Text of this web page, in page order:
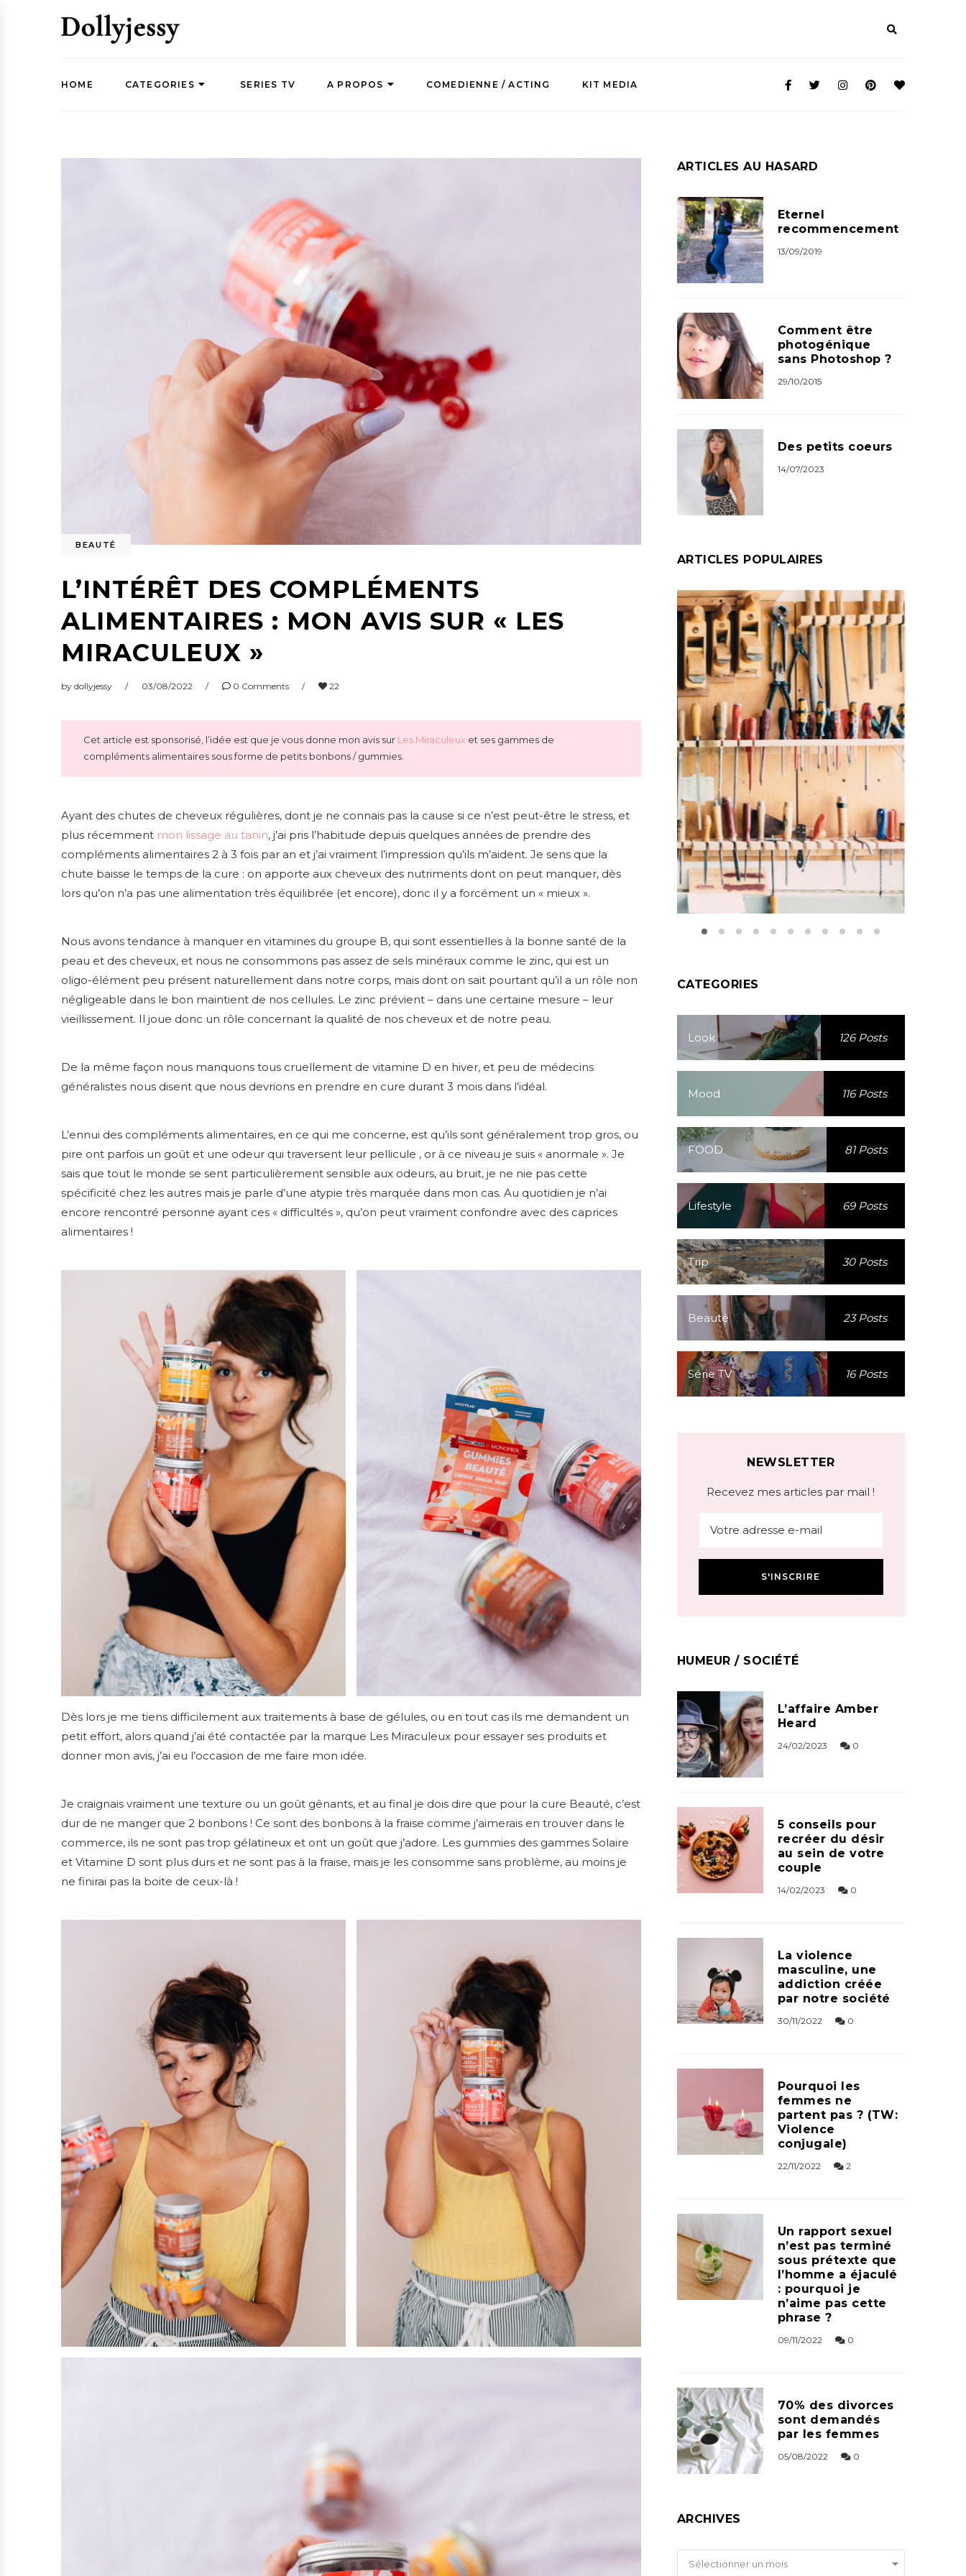
HOME CATEGORIES SERIES TV A PROPOS COMEDIENNE / ACTING KIT MEDIA
BEAUTÉ
L’INTÉRÊT DES COMPLÉMENTS
ALIMENTAIRES : MON AVIS SUR « LES
MIRACULEUX »
by dollyjessy 03/08/2022 0 Comments 22
Cet article est sponsorisé, l’idée est que je vous donne mon avis sur Les Miraculeuxet ses gammes de
compléments alimentaires sous forme de petits bonbons / gummies.
Ayant des chutes de cheveux régulières, dont je ne connais pas la cause si ce n’est peut-être le stress, et
plus récemment mon lissage au tanin, j’ai pris l’habitude depuis quelques années de prendre des
compléments alimentaires 2 à 3 fois par an et j’ai vraiment l’impression qu’ils m’aident. Je sens que la
chute baisse le temps de la cure : on apporte aux cheveux des nutriments dont on peut manquer, dès
lors qu’on n’a pas une alimentation très équilibrée (et encore), donc il y a forcément un « mieux ».
Nous avons tendance à manquer en vitamines du groupe B, qui sont essentielles à la bonne santé de la
peau et des cheveux, et nous ne consommons pas assez de sels minéraux comme le zinc, qui est un
oligo-élément peu présent naturellement dans notre corps, mais dont on sait pourtant qu’il a un rôle non
négligeable dans le bon maintient de nos cellules. Le zinc prévient – dans une certaine mesure – leur
vieillissement. Il joue donc un rôle concernant la qualité de nos cheveux et de notre peau.
De la même façon nous manquons tous cruellement de vitamine D en hiver, et peu de médecins
généralistes nous disent que nous devrions en prendre en cure durant 3 mois dans l’idéal.
L’ennui des compléments alimentaires, en ce qui me concerne, est qu’ils sont généralement trop gros, ou
pire ont parfois un goût et une odeur qui traversent leur pellicule , or à ce niveau je suis « anormale ». Je
sais que tout le monde se sent particulièrement sensible aux odeurs, au bruit, je ne nie pas cette
spécificité chez les autres mais je parle d’une atypie très marquée dans mon cas. Au quotidien je n’ai
encore rencontré personne ayant ces « difficultés », qu’on peut vraiment confondre avec des caprices
alimentaires !
Dès lors je me tiens difficilement aux traitements à base de gélules, ou en tout cas ils me demandent un
petit effort, alors quand j’ai été contactée par la marque Les Miraculeux pour essayer ses produits et
donner mon avis, j’ai eu l’occasion de me faire mon idée.
Je craignais vraiment une texture ou un goût gênants, et au final je dois dire que pour la cure Beauté, c’est
dur de ne manger que 2 bonbons ! Ce sont des bonbons à la fraise comme j’aimerais en trouver dans le
commerce, ils ne sont pas trop gélatineux et ont un goût que j’adore. Les gummies des gammes Solaire
et Vitamine D sont plus durs et ne sont pas à la fraise, mais je les consomme sans problème, au moins je
ne finirai pas la boite de ceux-là !
ARTICLES AU HASARD
Eternel
recommencement
13/09/2019
Comment être
photogénique
sans Photoshop ?
29/10/2015
Des petits coeurs
14/07/2023
ARTICLES POPULAIRES
CATEGORIES
Look 126 Posts
Mood 116 Posts
FOOD 81 Posts
Lifestyle 69 Posts
Trip 30 Posts
Beauté 23 Posts
Série TV 16 Posts
NEWSLETTER
Recevez mes articles par mail !
HUMEUR / SOCIÉTÉ
L’affaire Amber
Heard
24/02/2023 0
5 conseils pour
recréer du désir
au sein de votre
couple
14/02/2023 0
La violence
masculine, une
addiction créée
par notre société
30/11/2022 0
Pourquoi les
femmes ne
partent pas ? (TW:
Violence
conjugale)
22/11/2022 2
Un rapport sexuel
n’est pas terminé
sous prétexte que
l’homme a éjaculé
: pourquoi je
n’aime pas cette
phrase ?
09/11/2022 0
70% des divorces
sont demandés
par les femmes
05/08/2022 0
ARCHIVES
Archives
Sélectionner un mois